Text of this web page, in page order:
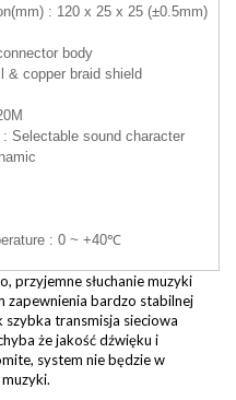
: 120 x 25 x 25 (±0.5mm)
body
& copper braid shield
: Selectable sound character
: 0 ~ +40℃
przyjemne słuchanie muzyki
zapewnienia bardzo stabilnej
szybka transmisja sieciowa
że jakość dźwięku i
system nie będzie w